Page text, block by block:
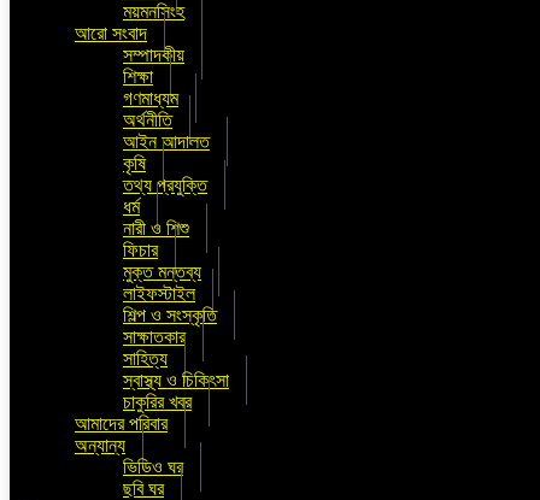
ময়মনসিংহ
আরো সংবাদ
সম্পাদকীয়
শিক্ষা
গণমাধ্যম
অর্থনীতি
আইন আদালত
কৃষি
তথ্য প্রযুক্তি
ধর্ম
নারী ও শিশু
ফিচার
মুক্ত মন্তব্য
লাইফস্টাইল
শিল্প ও সংস্কৃতি
সাক্ষাতকার
সাহিত্য
স্বাস্থ্য ও চিকিৎসা
চাকুরির খবর
আমাদের পরিবার
অন্যান্য
ভিডিও ঘর
ছবি ঘর